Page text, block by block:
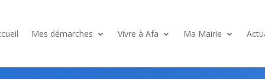
Mes démarches Vivre à Afa Ma Mairie